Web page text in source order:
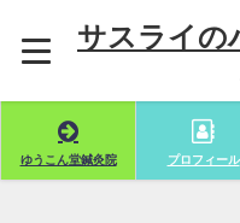
サスライの
ゆうこん堂鍼灸院 プロフィール